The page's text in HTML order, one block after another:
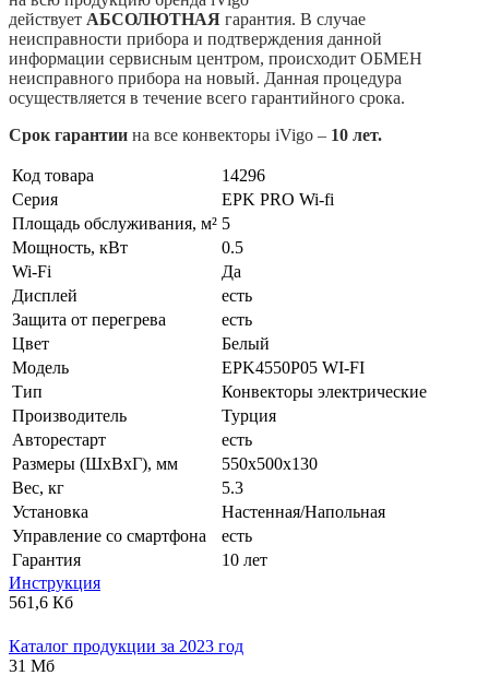
действует АБСОЛЮТНАЯ гарантия. В случае
неисправности прибора и подтверждения данной
информации сервисным центром, происходит ОБМЕН
неисправного прибора на новый. Данная процедура
осуществляется в течение всего гарантийного срока.
Срок гарантии на все конвекторы iVigo – 10 лет.
Код товара
14296
Серия
EPK PRO Wi-fi
Площадь обслуживания, м² 5
Мощность, кВт
0.5
Wi-Fi
Да
Дисплей
есть
Защита от перегрева
есть
Цвет
Белый
Модель
EPK4550P05 WI-FI
Тип
Конвекторы электрические
Производитель
Турция
Авторестарт
есть
Размеры (ШxВxГ), мм
550x500x130
Вес, кг
5.3
Установка
Настенная/Напольная
Управление со смартфона
есть
Гарантия
10 лет
Инструкция
561,6 Кб
Каталог продукции за 2023 год
31 Мб